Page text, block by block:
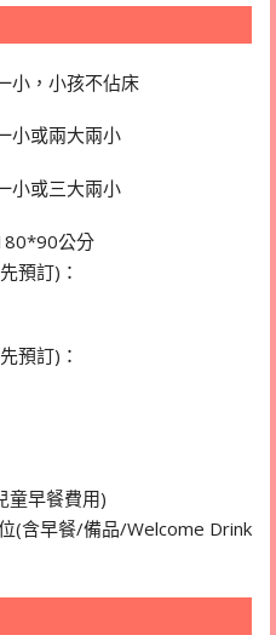
小，小孩不佔床
小或兩大兩小
小或三大兩小
公分
預訂)：
預訂)：
童早餐費用)
(含早餐/備品/Welcome Drink